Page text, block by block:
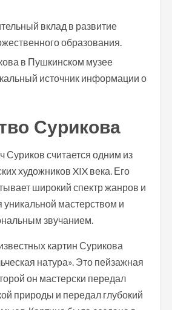
вклад в развитие
образования.
в Пушкинском музее
источник информации о
Сурикова
Суриков считается одним из
художников XIX века. Его
широкий спектр жанров и
уникальной мастерством и
звучанием.
картин Сурикова
натура». Это пейзажная
он мастерски передал
природы и передал глубокий